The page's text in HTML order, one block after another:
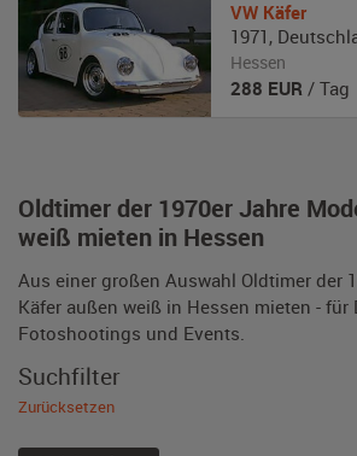
Oldtimer der 1970er Jahre
weiß mieten in Hessen
Aus einer großen Auswahl Oldtimer der
Käfer außen weiß in Hessen mieten - für
Fotoshootings und Events.
VW Käfer
1971 ,
Hessen
288 EUR / Tag
Suchfilter
Zurücksetzen